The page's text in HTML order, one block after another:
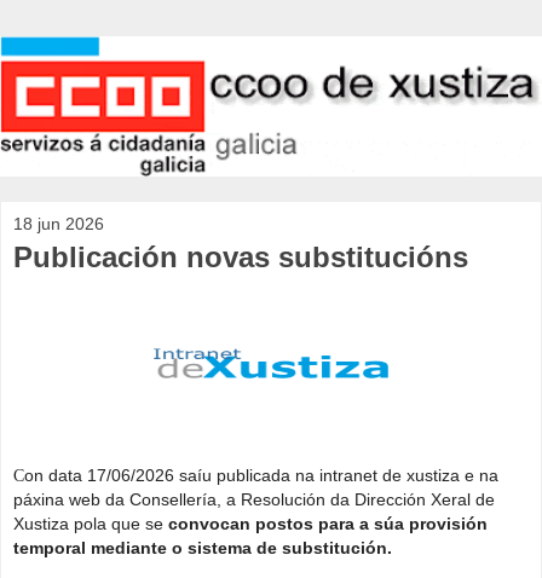
18 jun 2026
Publicación novas substitucións
Con data 17/06/2026 saíu publicada na intranet de xustiza e na
páxina web da Consellería, a Resolución da Dirección Xeral de
Xustiza pola que se convocan postos para a súa provisión
temporal mediante o sistema de substitución.